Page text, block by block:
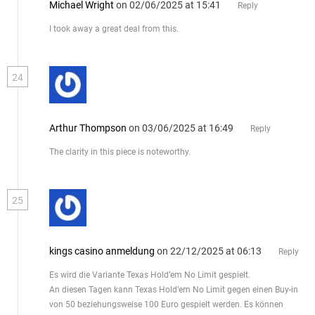
Michael Wright on 02/06/2025 at 15:41 Reply
I took away a great deal from this.
24
Arthur Thompson on 03/06/2025 at 16:49 Reply
The clarity in this piece is noteworthy.
25
kings casino anmeldung on 22/12/2025 at 06:13 Reply
Es wird die Variante Texas Hold’em No Limit gespielt.
An diesen Tagen kann Texas Hold’em No Limit gegen einen Buy-in
von 50 beziehungsweise 100 Euro gespielt werden. Es können